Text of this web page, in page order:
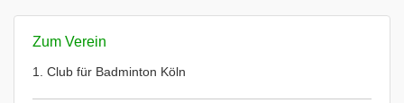
Zum Verein
1. Club für Badminton Köln